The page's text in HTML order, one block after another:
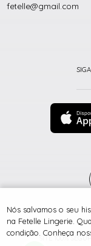
SITE 100%
fetelle@gmail.com
Nós salvamos o seu
na Fetelle Lingerie.
condição. Conheça